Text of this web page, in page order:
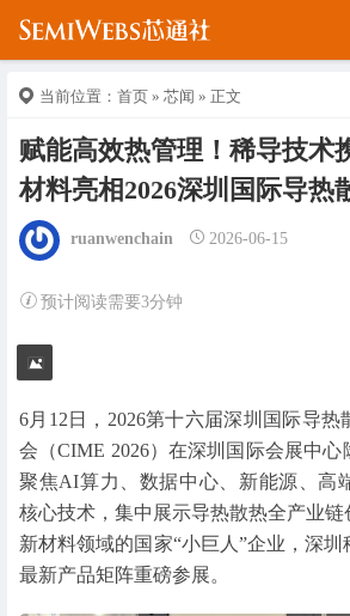
当前位置： 首页 » 芯闻 » 正文
赋能高效热管理！稀导技术
材料亮相2026深圳国际导热
ruanwenchain 2026-06-15
预计阅读需要3分钟
6月12日，2026第十六届深圳国际导
会（CIME 2026）在深圳国际会展中
聚焦AI算力、数据中心、新能源、高
核心技术，集中展示导热散热全产业
新材料领域的国家“小巨人”企业，深
最新产品矩阵重磅参展。